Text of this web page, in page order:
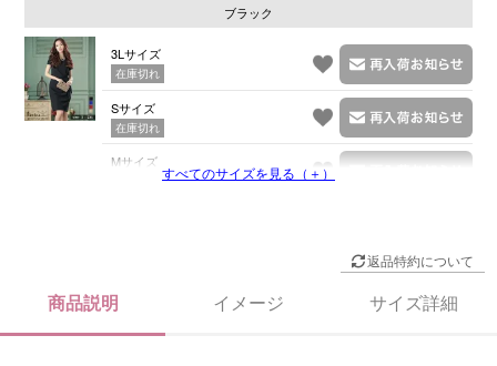
ブラック
3Lサイズ
在庫切れ
Sサイズ
在庫切れ
Mサイズ
すべてのサイズを見る（＋）
返品特約について
商品説明 イメージ サイズ詳細